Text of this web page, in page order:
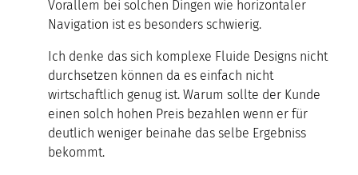
Vorallem bei solchen Dingen wie horizontaler
Navigation ist es besonders schwierig.
Ich denke das sich komplexe Fluide Designs nicht
durchsetzen können da es einfach nicht
wirtschaftlich genug ist. Warum sollte der Kunde
einen solch hohen Preis bezahlen wenn er für
deutlich weniger beinahe das selbe Ergebniss
bekommt.